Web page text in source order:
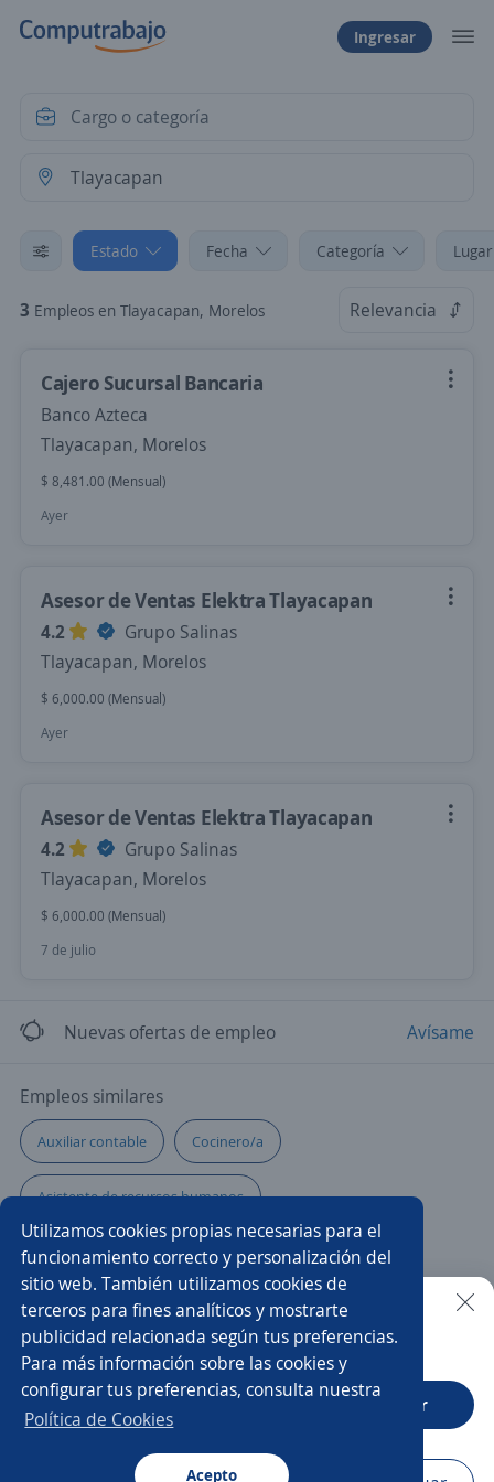
Utilizamos cookies propias necesarias para el
funcionamiento correcto y personalización del
sitio web. También utilizamos cookies de
terceros para fines analíticos y mostrarte
publicidad relacionada según tus preferencias.
Para más información sobre las cookies y
configurar tus preferencias, consulta nuestra
Política de Cookies
Acepto
Ingresar
Estado Fecha Categoría
3 Empleos en Tlayacapan, Morelos Relevancia
Cajero Sucursal Bancaria
Banco Azteca
Tlayacapan, Morelos
$ 8,481.00 (Mensual)
Ayer
Asesor de Ventas Elektra Tlayacapan
4.2
Grupo Salinas
Tlayacapan, Morelos
$ 6,000.00 (Mensual)
Ayer
Asesor de Ventas Elektra Tlayacapan
4.2
Grupo Salinas
Tlayacapan, Morelos
$ 6,000.00 (Mensual)
7 de julio
Nuevas ofertas de empleo Avísame
Empleos similares
Auxiliar contable Cocinero/a
Asistente de recursos humanos
Auxiliar de mantenimiento Gestor/a Jefe/a
Especialista Promotor/a anaquelero
Chef Clarkista Asesor/a de crédito
Subgerente/a de tienda
Auxiliar de mantenimiento general
Buscar es más fácil en la app
CT App Abrir